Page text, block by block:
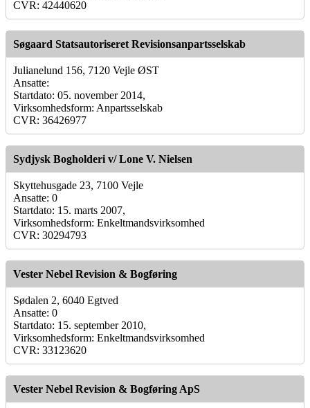
CVR: 42440620
Søgaard Statsautoriseret Revisionsanpartsselskab
Julianelund 156, 7120 Vejle ØST
Ansatte:
Startdato: 05. november 2014,
Virksomhedsform: Anpartsselskab
CVR: 36426977
Sydjysk Bogholderi v/ Lone V. Nielsen
Skyttehusgade 23, 7100 Vejle
Ansatte: 0
Startdato: 15. marts 2007,
Virksomhedsform: Enkeltmandsvirksomhed
CVR: 30294793
Vester Nebel Revision & Bogføring
Sødalen 2, 6040 Egtved
Ansatte: 0
Startdato: 15. september 2010,
Virksomhedsform: Enkeltmandsvirksomhed
CVR: 33123620
Vester Nebel Revision & Bogføring ApS